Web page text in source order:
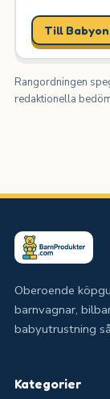
Till
Rangordningen
redaktionella
Oberoende
barnvagnar,
babyutrustning
Kategorier